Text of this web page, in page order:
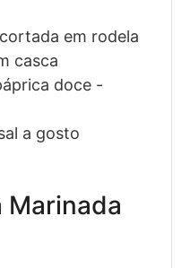
em rodela
casca
doce -
a gosto
Marinada